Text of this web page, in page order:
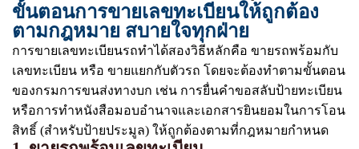
ขั้นตอนการขายเลขทะเบียนให้ถูกต้อง
ตามกฎหมาย สบายใจทุกฝ่าย
การขายเลขทะเบียนรถทำได้สองวิธีหลักคือ ขายรถพร้อมกับ
เลขทะเบียน หรือ ขายแยกกับตัวรถ โดยจะต้องทำตามขั้นตอน
ของกรมการขนส่งทางบก เช่น การยื่นคำขอสลับป้ายทะเบียน
หรือการทำหนังสือมอบอำนาจและเอกสารยินยอมในการโอน
สิทธิ์ (สำหรับป้ายประมูล) ให้ถูกต้องตามที่กฎหมายกำหนด